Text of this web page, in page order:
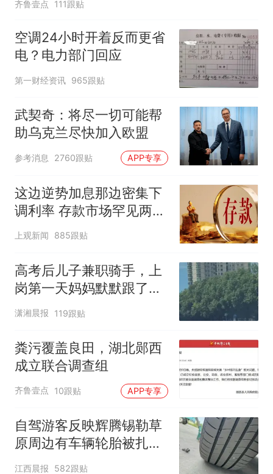
齐鲁壹点 111跟贴
空调24小时开着反而更省
电？电力部门回应
第一财经资讯 965跟贴
武契奇：将尽一切可能帮
助乌克兰尽快加入欧盟
参考消息 2760跟贴 APP专享
这边逆势加息那边密集下
调利率 存款市场罕见两极
分化
上观新闻 885跟贴
高考后儿子兼职骑手，上
岗第一天妈妈默默跟了三
公里，感慨孩子真的长大
潇湘晨报 119跟贴
粪污覆盖良田，湖北郧西
成立联合调查组
齐鲁壹点 10跟贴 APP专享
自驾游客反映辉腾锡勒草
原周边有车辆轮胎被扎，
修理店铺换胎价格高达千
江西晨报 582跟贴